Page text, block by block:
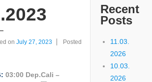
on July 27, 2023
Posted
03:00 Dep.Cali –
Recent
Posts
11.03.
2026
10.03.
2026